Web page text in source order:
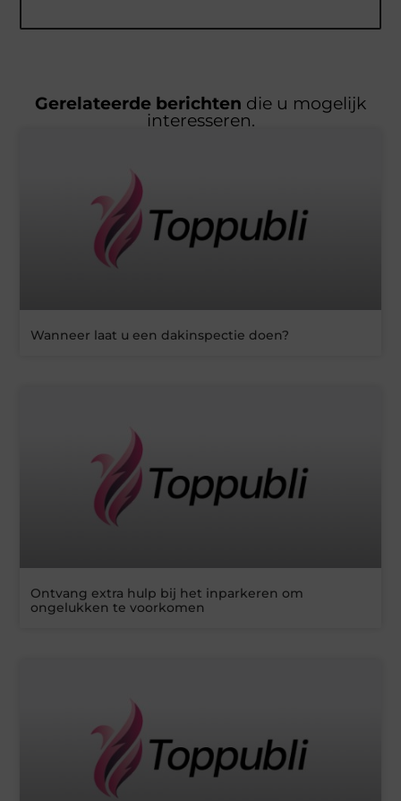
Gerelateerde berichten die u mogelijk
interesseren.
Wanneer laat u een dakinspectie doen?
Ontvang extra hulp bij het inparkeren om
ongelukken te voorkomen